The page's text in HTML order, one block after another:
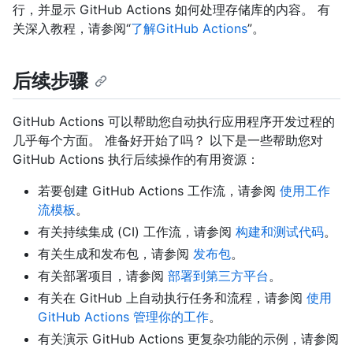
行，并显示 GitHub Actions 如何处理存储库的内容。 有
关深入教程，请参阅“了解GitHub Actions”。
后续步骤
GitHub Actions 可以帮助您自动执行应用程序开发过程的
几乎每个方面。 准备好开始了吗？ 以下是一些帮助您对
GitHub Actions 执行后续操作的有用资源：
若要创建 GitHub Actions 工作流，请参阅 使用工作
流模板。
有关持续集成 (CI) 工作流，请参阅 构建和测试代码。
有关生成和发布包，请参阅 发布包。
有关部署项目，请参阅 部署到第三方平台。
有关在 GitHub 上自动执行任务和流程，请参阅 使用
GitHub Actions 管理你的工作。
有关演示 GitHub Actions 更复杂功能的示例，请参阅